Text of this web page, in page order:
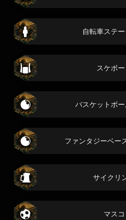
自転車ステ
スケボ
バスケットボ
ファンタジーベー
サイクリ
マス